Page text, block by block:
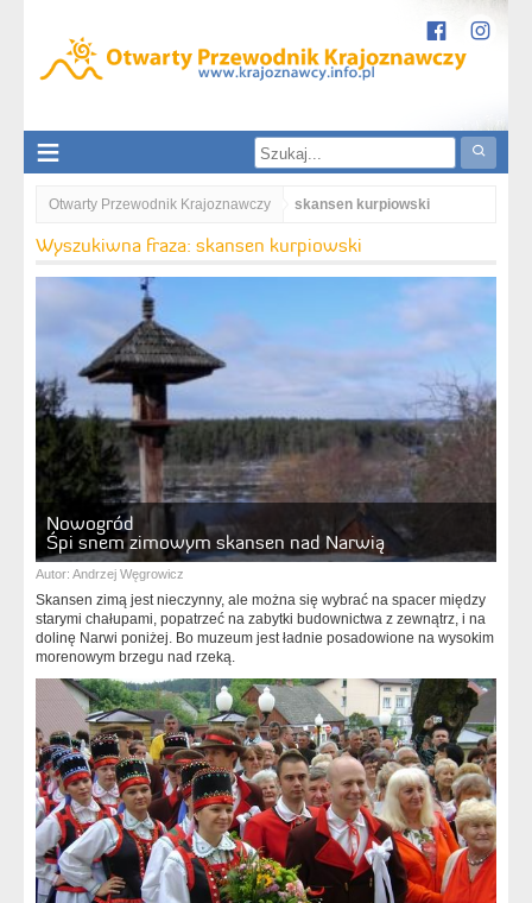
Otwarty Przewodnik Krajoznawczy skansen kurpiowski
Wyszukiwna fraza: skansen kurpiowski
Nowogród
Śpi snem zimowym skansen nad Narwią
Autor: Andrzej Węgrowicz
Skansen zimą jest nieczynny, ale można się wybrać na spacer między
starymi chałupami, popatrzeć na zabytki budownictwa z zewnątrz, i na
dolinę Narwi poniżej. Bo muzeum jest ładnie posadowione na wysokim
morenowym brzegu nad rzeką.